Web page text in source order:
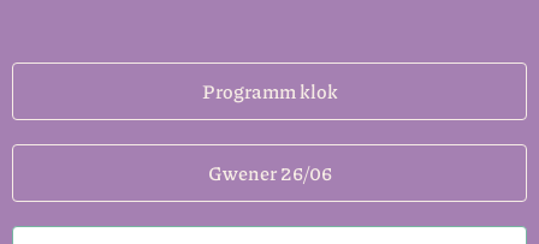
Programm klok
Gwener 26/06